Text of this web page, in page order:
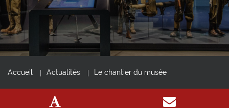
Accueil Actualités Le chantier du musée